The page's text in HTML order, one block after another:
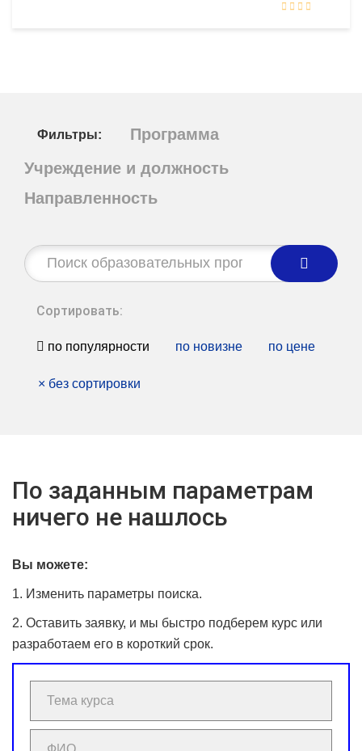
Фильтры:
Программа
Учреждение и должность
Направленность
Строка
поиска:
Сортировать:
по популярности по новизне по цене
× без сортировки
По заданным параметрам
ничего не нашлось
Вы можете:
1. Изменить параметры поиска.
2. Оставить заявку, и мы быстро подберем курс или
разработаем его в короткий срок.